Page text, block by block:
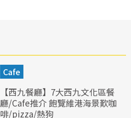
Cafe
【西九餐廳】7大西九文化區餐
廳/Cafe推介 飽覽維港海景歎咖
啡/pizza/熱狗